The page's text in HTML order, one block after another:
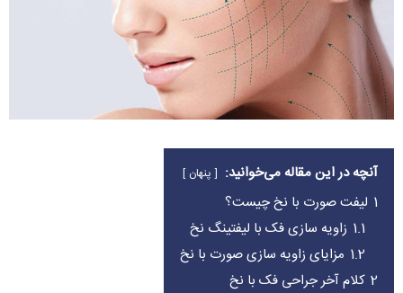
آنچه در این مقاله می‌خوانید: پنهان
1 لیفت صورت با نخ چیست؟
1.1 زاویه سازی فک با لیفتینگ نخ
1.2 مزایای زاویه سازی صورت با نخ
2 کلام آخر جراحی فک با نخ